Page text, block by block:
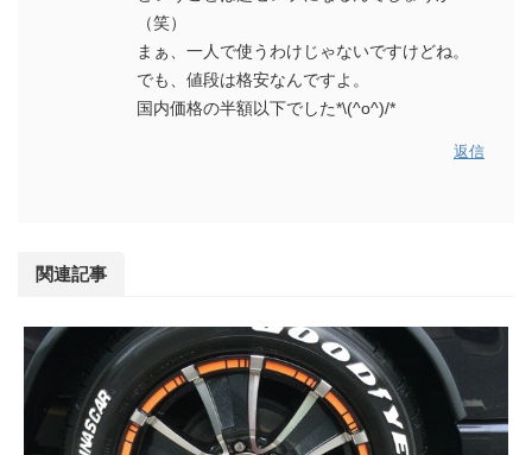
（笑）
まぁ、一人で使うわけじゃないですけどね。
でも、値段は格安なんですよ。
国内価格の半額以下でした*\(^o^)/*
返信
関連記事